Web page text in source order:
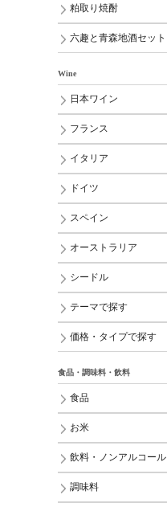
粕取り焼酎
六趣と青森地酒セット
Wine
日本ワイン
フランス
イタリア
ドイツ
スペイン
オーストラリア
シードル
テーマで探す
価格・タイプで探す
食品・調味料・飲料
食品
お米
飲料・ノンアルコール
調味料